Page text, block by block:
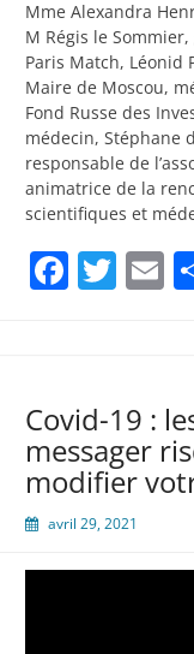
Mme Alexandra
M Régis le
Paris Match, Léonid
Maire de Moscou,
Fond Russe des
médecin, Stéphane
responsable de
animatrice de la
scientifiques et
Covid-19 :
messager
modifier
avril 29, 2021